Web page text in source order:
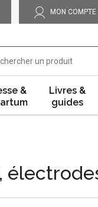
MON COMPTE
&
Livres &
guides